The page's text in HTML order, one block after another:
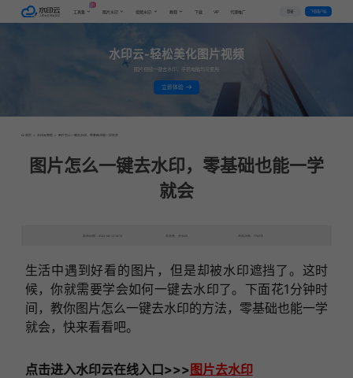
工具集
AI
图片水印 视频水印 教程 下载 VIP 代理推广 登录 下载客户端
水印云-轻松美化图片视频
图片视频一键去水印，手机电脑均可使用
立即体验
首页 > 水印云教程 > 图片怎么一键去水印，零基础也能一学就会
图片怎么一键去水印，零基础也能一学
就会
发布日期：2023-06-12 16:16 发表者：去水印 浏览次数：7787次
生活中遇到好看的图片，但是却被水印遮挡了。这时
候，你就需要学会如何一键去水印了。下面花1分钟时
间，教你图片怎么一键去水印的方法，零基础也能一学
就会，快来看看吧。
点击进入水印云在线入口>>>图片去水印